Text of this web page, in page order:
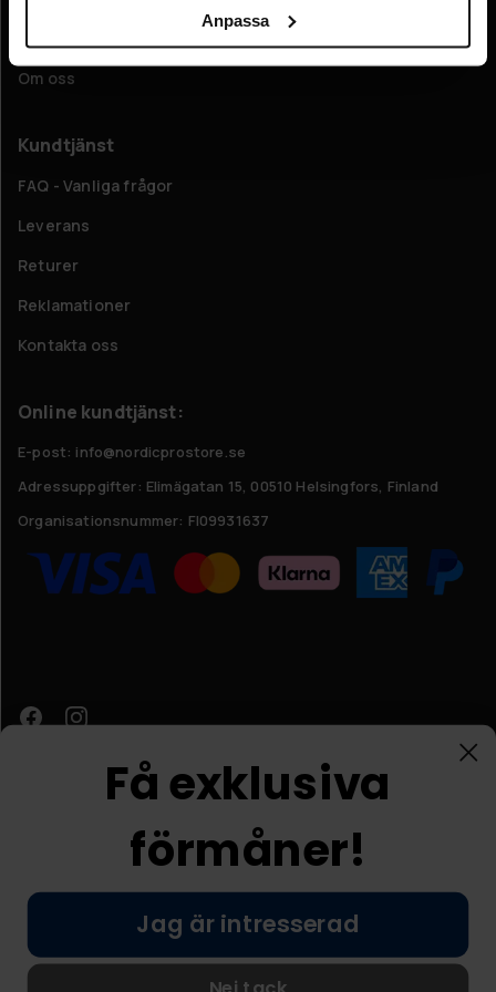
Anpassa
Om oss
Kundtjänst
FAQ - Vanliga frågor
Leverans
Returer
Reklamationer
Kontakta oss
Online kundtjänst:
E-post: info@nordicprostore.se
Adressuppgifter: Elimägatan 15, 00510 Helsingfors, Finland
Organisationsnummer: FI09931637
© Nordic Prostore 2026
Allmänna villkor
Få exklusiva
förmåner!
Jag är intresserad
Nej tack